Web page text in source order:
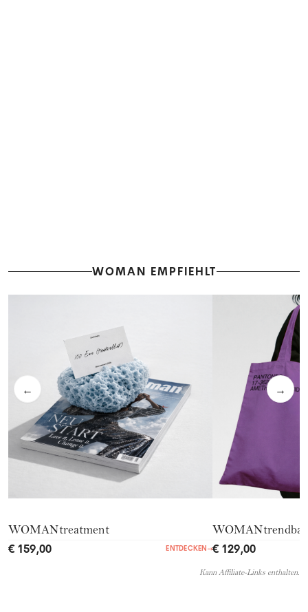
WOMAN EMPFIEHLT
← →
WOMANtreatment
€ 159,00 ENTDECKEN →€ 129,00
Kann Affiliate-Links enthalten.